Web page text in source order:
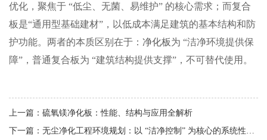
优化，聚焦于 “低尘、无菌、易维护” 的核心需求；而复合
板是“通用型基础建材”，以低成本满足建筑的基本结构和防
护功能。两者的本质区别在于： 净化板为 “洁净环境提供保
障”，普通复合板为 “建筑结构提供支撑”，不可替代使用。
上一篇： 硫氧镁净化板：性能、结构与应用全解析
下一篇： 无尘净化工程环境规划：以 “洁净控制” 为核心的系统性设计